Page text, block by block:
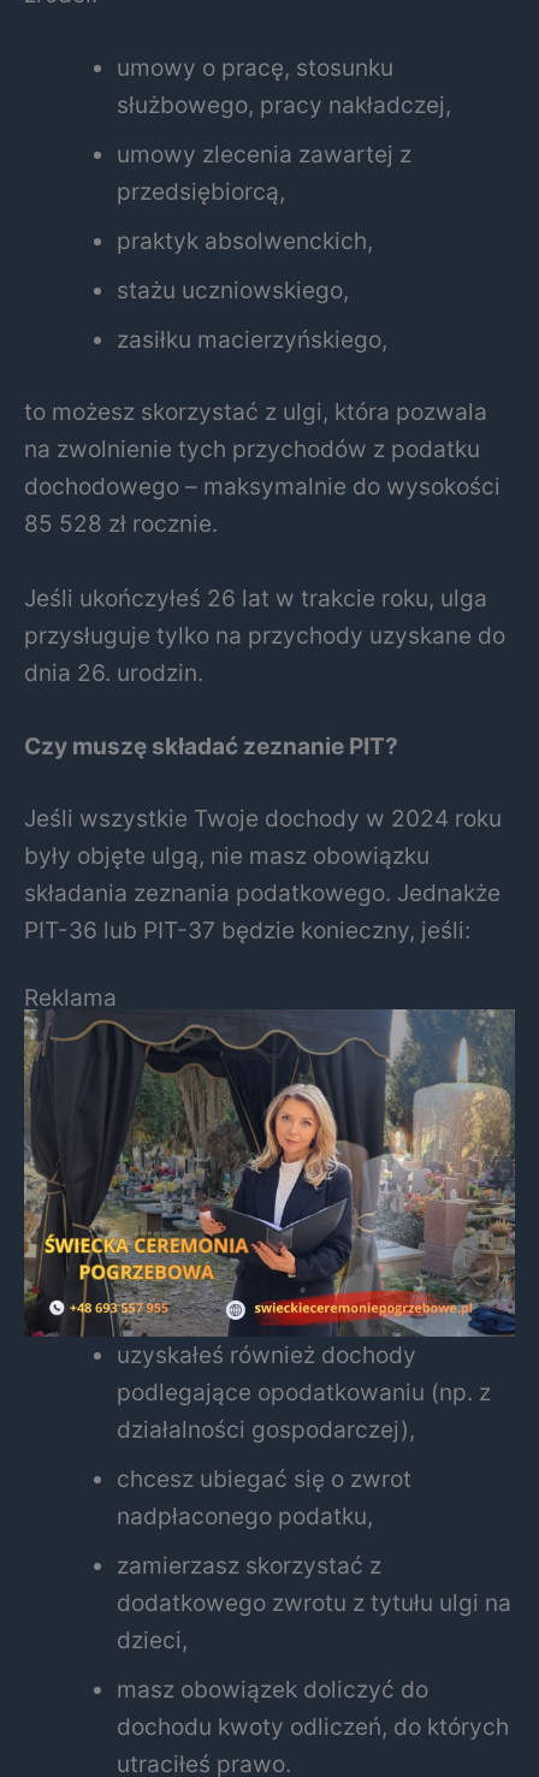
umowy o pracę, stosunku
służbowego, pracy nakładczej,
umowy zlecenia zawartej z
przedsiębiorcą,
praktyk absolwenckich,
stażu uczniowskiego,
zasiłku macierzyńskiego,
to możesz skorzystać z ulgi, która pozwala
na zwolnienie tych przychodów z podatku
dochodowego – maksymalnie do wysokości
85 528 zł rocznie.
Jeśli ukończyłeś 26 lat w trakcie roku, ulga
przysługuje tylko na przychody uzyskane do
dnia 26. urodzin.
Czy muszę składać zeznanie PIT?
Jeśli wszystkie Twoje dochody w 2024 roku
były objęte ulgą, nie masz obowiązku
składania zeznania podatkowego. Jednakże
PIT-36 lub PIT-37 będzie konieczny, jeśli:
Reklama
uzyskałeś również dochody
podlegające opodatkowaniu (np. z
działalności gospodarczej),
chcesz ubiegać się o zwrot
nadpłaconego podatku,
zamierzasz skorzystać z
dodatkowego zwrotu z tytułu ulgi na
dzieci,
masz obowiązek doliczyć do
dochodu kwoty odliczeń, do których
utraciłeś prawo.